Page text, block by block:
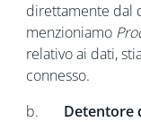
direttamente dal
menzioniamo
relativo ai dati,
connesso.
b. Detentore